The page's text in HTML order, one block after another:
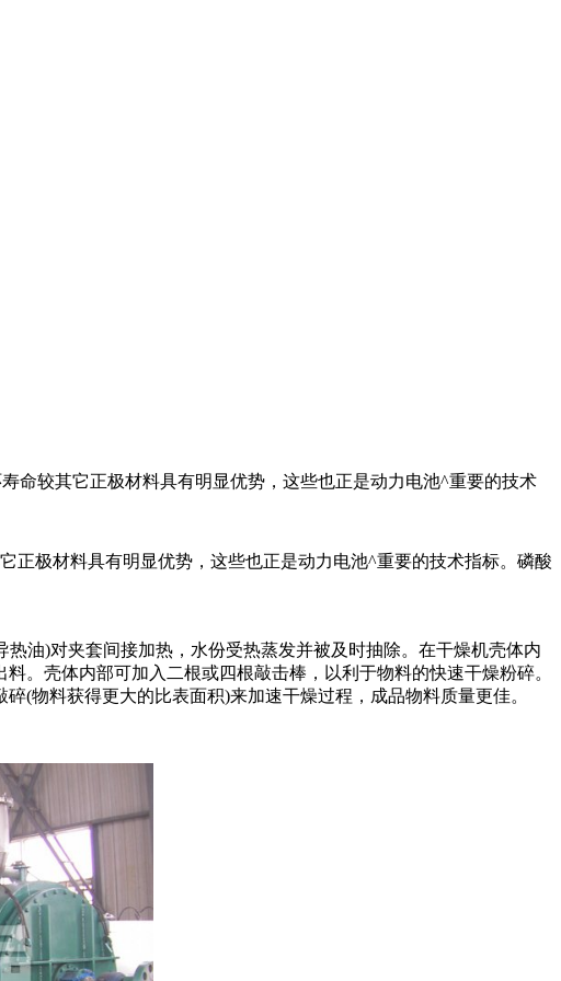
命较其它正极材料具有明显优势，这些也正是动力电池^重要的技术
极材料具有明显优势，这些也正是动力电池^重要的技术指标。磷酸
油)对夹套间接加热，水份受热蒸发并被及时抽除。在干燥机壳体内
。壳体内部可加入二根或四根敲击棒，以利于物料的快速干燥粉碎。
(物料获得更大的比表面积)来加速干燥过程，成品物料质量更佳。